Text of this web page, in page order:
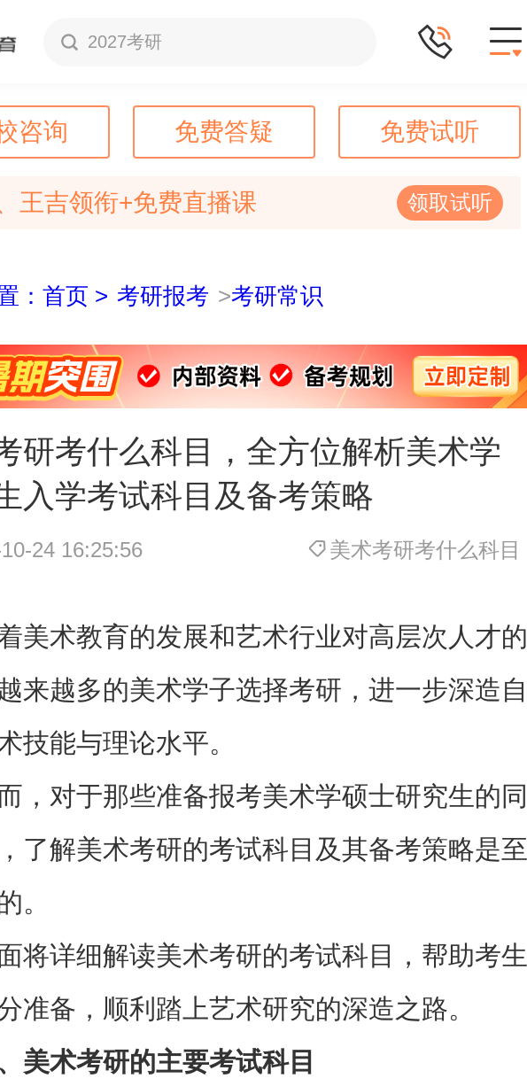
2027考研
咨询 免费答疑 免费试听
王吉领衔+免费直播课 领取试听
：首页 > 考研报考 >考研常识
研考什么科目，全方位解析美术学
入学考试科目及备考策略
24 16:25:56 美术考研考什么科目
美术教育的发展和艺术行业对高层次人才的
来越多的美术学子选择考研，进一步深造自
技能与理论水平。
，对于那些准备报考美术学硕士研究生的同
了解美术考研的考试科目及其备考策略是至
。
将详细解读美术考研的考试科目，帮助考生
准备，顺利踏上艺术研究的深造之路。
美术考研的主要考试科目